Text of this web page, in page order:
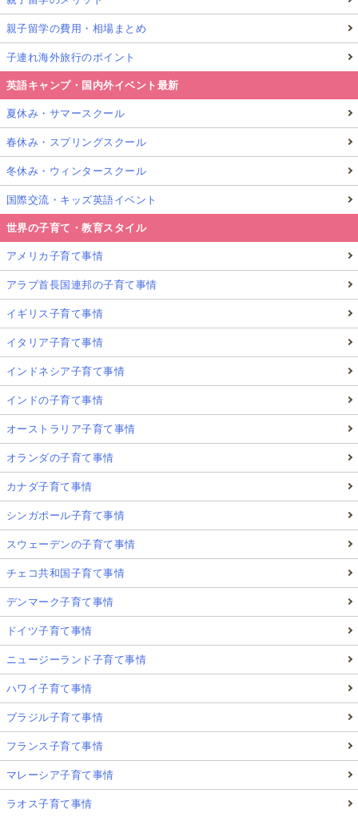
親子留学の費用・相場まとめ
子連れ海外旅行のポイント
英語キャンプ・国内外イベント最新
夏休み・サマースクール
春休み・スプリングスクール
冬休み・ウィンタースクール
国際交流・キッズ英語イベント
世界の子育て・教育スタイル
アメリカ子育て事情
アラブ首長国連邦の子育て事情
イギリス子育て事情
イタリア子育て事情
インドネシア子育て事情
インドの子育て事情
オーストラリア子育て事情
オランダの子育て事情
カナダ子育て事情
シンガポール子育て事情
スウェーデンの子育て事情
チェコ共和国子育て事情
デンマーク子育て事情
ドイツ子育て事情
ニュージーランド子育て事情
ハワイ子育て事情
ブラジル子育て事情
フランス子育て事情
マレーシア子育て事情
ラオス子育て事情